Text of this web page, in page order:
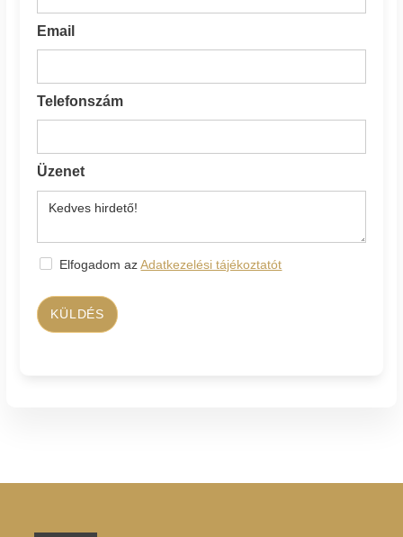
Email
Telefonszám
Üzenet
Elfogadom azAdatkezelési tájékoztatót
KÜLDÉS